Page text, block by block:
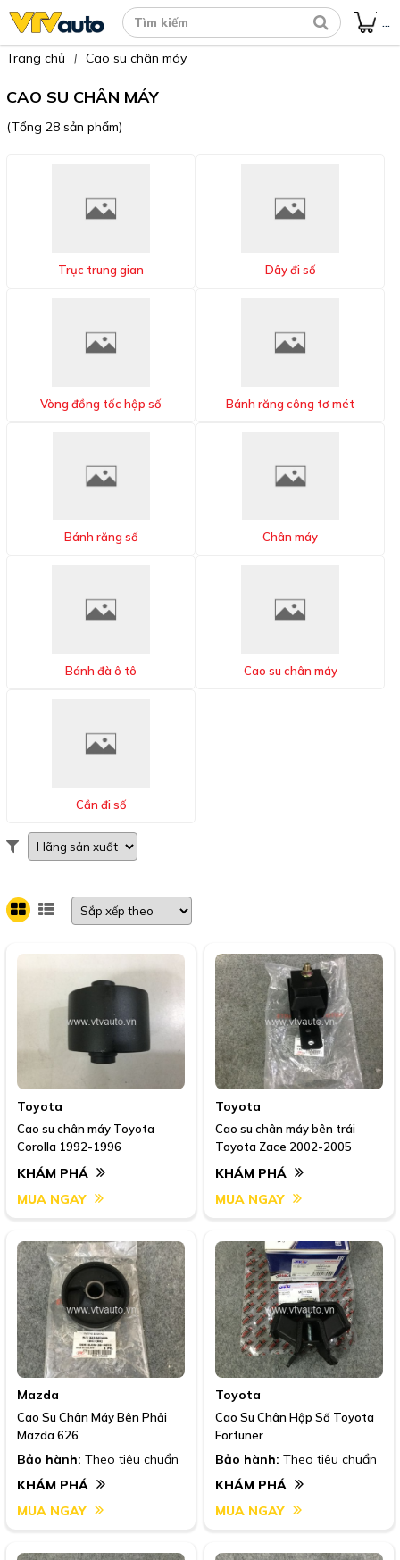
Trang chủ | Cao su chân máy
CAO SU CHÂN MÁY
(Tổng 28 sản phẩm)
Trục trung gian Dây đi số
Vòng đồng tốc hộp số Bánh răng công tơ mét
Bánh răng số Chân máy
Bánh đà ô tô Cao su chân máy
Cần đi số
Toyota
Cao su chân máy Toyota
Corolla 1992-1996
KHÁM PHÁ
MUA NGAY
Toyota
Cao su chân máy bên trái
Toyota Zace 2002-2005
KHÁM PHÁ
MUA NGAY
Mazda
Cao Su Chân Máy Bên Phải
Mazda 626
Bảo hành: Theo tiêu chuẩn
KHÁM PHÁ
MUA NGAY
Toyota
Cao Su Chân Hộp Số Toyota
Fortuner
Bảo hành: Theo tiêu chuẩn
KHÁM PHÁ
MUA NGAY